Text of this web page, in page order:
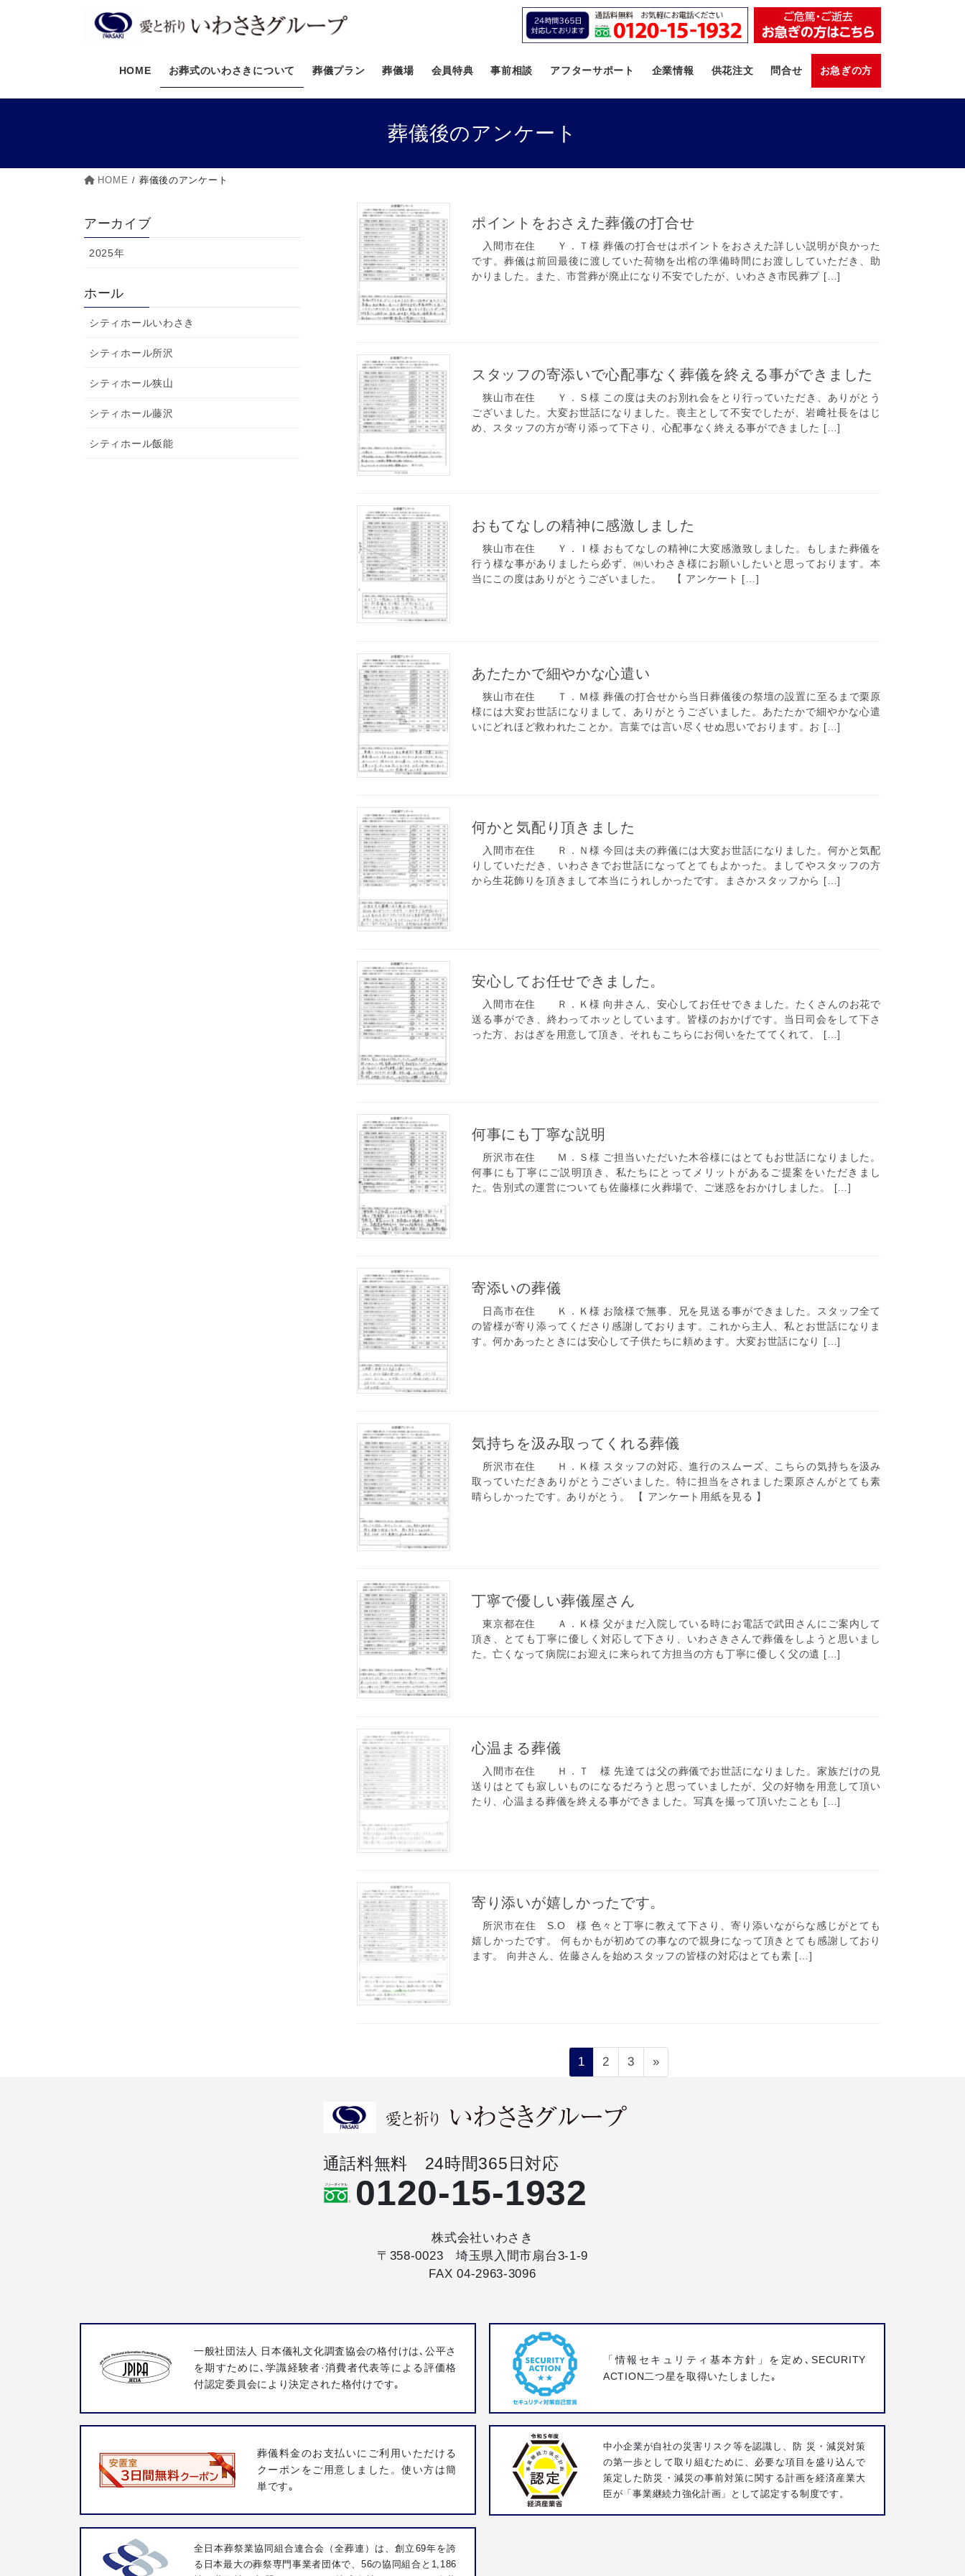
へ
プ
ョ
動
HOME お葬式のいわさきについて 葬儀プラン 葬儀場 会員特典 事前相談 アフターサポート 企業情報 供花注文 問合せ お急ぎの方
葬儀後のアンケート
HOME 葬儀後のアンケート
ポイントをおさえた葬儀の打合せ
入間市在住 Ｙ．Ｔ様 葬儀の打合せはポイントをおさえた詳しい説明が良かった
です。葬儀は前回最後に渡していた荷物を出棺の準備時間にお渡ししていただき、助
かりました。また、市営葬が廃止になり不安でしたが、いわさき市民葬プ […]
スタッフの寄添いで心配事なく葬儀を終える事ができました
狭山市在住 Ｙ．Ｓ様 この度は夫のお別れ会をとり行っていただき、ありがとう
ございました。大変お世話になりました。喪主として不安でしたが、岩﨑社長をはじ
め、スタッフの方が寄り添って下さり、心配事なく終える事ができました […]
おもてなしの精神に感激しました
狭山市在住 Ｙ．Ｉ様 おもてなしの精神に大変感激致しました。もしまた葬儀を
行う様な事がありましたら必ず、㈱いわさき様にお願いしたいと思っております。本
当にこの度はありがとうございました。 【 アンケート […]
あたたかで細やかな心遣い
狭山市在住 Ｔ．Ｍ様 葬儀の打合せから当日葬儀後の祭壇の設置に至るまで栗原
様には大変お世話になりまして、ありがとうございました。あたたかで細やかな心遣
いにどれほど救われたことか。言葉では言い尽くせぬ思いでおります。お […]
何かと気配り頂きました
入間市在住 Ｒ．Ｎ様 今回は夫の葬儀には大変お世話になりました。何かと気配
りしていただき、いわさきでお世話になってとてもよかった。ましてやスタッフの方
から生花飾りを頂きまして本当にうれしかったです。まさかスタッフから […]
安心してお任せできました。
入間市在住 Ｒ．Ｋ様 向井さん、安心してお任せできました。たくさんのお花で
送る事ができ、終わってホッとしています。皆様のおかげです。当日司会をして下さ
った方、おはぎを用意して頂き、それもこちらにお伺いをたててくれて、 […]
何事にも丁寧な説明
所沢市在住 Ｍ．Ｓ様 ご担当いただいた木谷様にはとてもお世話になりました。
何事にも丁寧にご説明頂き、私たちにとってメリットがあるご提案をいただきまし
た。告別式の運営についても佐藤様に火葬場で、ご迷惑をおかけしました。 […]
寄添いの葬儀
日高市在住 Ｋ．Ｋ様 お陰様で無事、兄を見送る事ができました。スタッフ全て
の皆様が寄り添ってくださり感謝しております。これから主人、私とお世話になりま
す。何かあったときには安心して子供たちに頼めます。大変お世話になり […]
気持ちを汲み取ってくれる葬儀
所沢市在住 Ｈ．Ｋ様 スタッフの対応、進行のスムーズ、こちらの気持ちを汲み
取っていただきありがとうございました。特に担当をされました栗原さんがとても素
晴らしかったです。ありがとう。 【 アンケート用紙を見る 】
丁寧で優しい葬儀屋さん
東京都在住 Ａ．Ｋ様 父がまだ入院している時にお電話で武田さんにご案内して
頂き、とても丁寧に優しく対応して下さり、いわさきさんで葬儀をしようと思いまし
た。亡くなって病院にお迎えに来られて方担当の方も丁寧に優しく父の遺 […]
心温まる葬儀
入間市在住 Ｈ．Ｔ 様 先達ては父の葬儀でお世話になりました。家族だけの見
送りはとても寂しいものになるだろうと思っていましたが、父の好物を用意して頂い
たり、心温まる葬儀を終える事ができました。写真を撮って頂いたことも […]
寄り添いが嬉しかったです。
所沢市在住 S.O 様 色々と丁寧に教えて下さり、寄り添いながらな感じがとても
嬉しかったです。 何もかもが初めての事なので親身になって頂きとても感謝しており
ます。 向井さん、佐藤さんを始めスタッフの皆様の対応はとても素 […]
ナ
ゲ
ー
ョ
固
定
ー
1
固
定
ー
2
固
定
3 »
アーカイブ
2025年
ホール
シティホールいわさき
シティホール所沢
シティホール狭山
シティホール藤沢
シティホール飯能
通話料無料 24時間365日対応
0120-15-1932
株式会社いわさき
〒358-0023 埼玉県入間市扇台3-1-9
FAX 04-2963-3096
一般社団法人 日本儀礼文化調査協会の格付けは､公平さ
を期すために､学識経験者·消費者代表等による評価格
付認定委員会により決定された格付けです｡
「情報セキュリティ基本方針」を定め､SECURITY
ACTION二つ星を取得いたしました｡
葬儀料金のお支払いにご利用いただける
クーポンをご用意しました。使い方は簡
単です｡
中小企業が自社の災害リスク等を認識し、防 災・減災対策
の第一歩として取り組むために、必要な項目を盛り込んで
策定した防災・減災の事前対策に関する計画を経済産業大
臣が「事業継続力強化計画」として認定する制度です。
全日本葬祭業協同組合連合会（全葬連）は、創立69年を誇
る日本最大の葬祭専門事業者団体で、56の協同組合と1,186